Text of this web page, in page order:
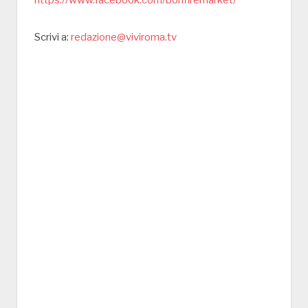
Scrivi a: redazione@viviroma.tv